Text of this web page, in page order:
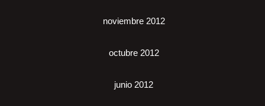
noviembre 2012
octubre 2012
junio 2012